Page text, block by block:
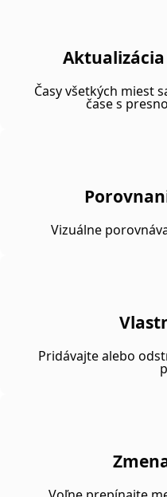
Časy všetkých miest
čase s
Vizuálne
Pridávajte alebo